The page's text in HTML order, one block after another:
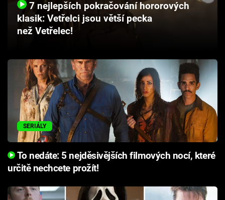
Pořady
Sledujte prima+
Přihlášení
Sledujte nás
7 nejlepších pokračování hororových
klasik: Vetřelci jsou větší pecka
než Vetřelec!
SERIÁLY
To nedáte: 5 nejděsivějších filmových nocí, které
určitě nechcete prožít!